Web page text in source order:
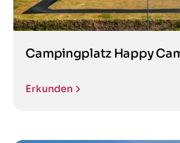
Campingplatz Happy
Erkunden